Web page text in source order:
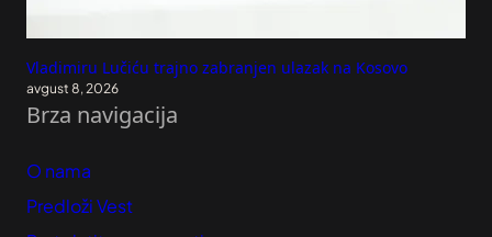
Vladimiru Lučiću trajno zabranjen ulazak na Kosovo
avgust 8, 2026
Brza navigacija
O nama
Predloži Vest